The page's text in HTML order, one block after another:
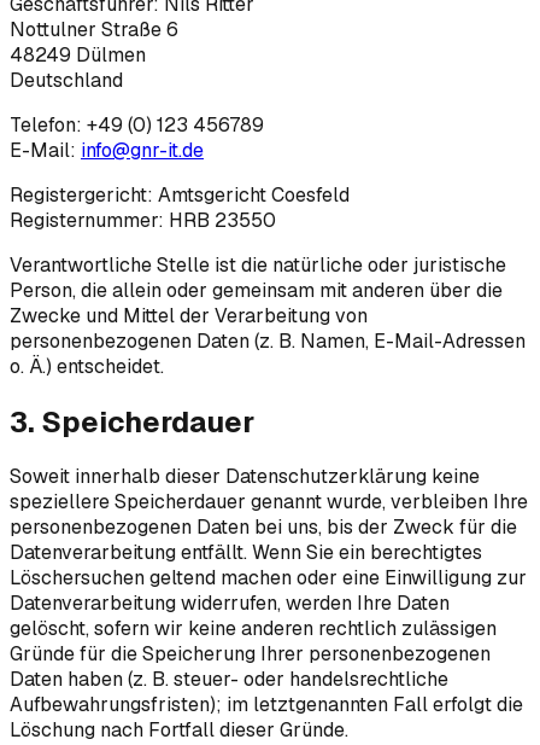
Nottulner Straße 6
48249 Dülmen
Deutschland
Telefon: +49 (0) 123 456789
E-Mail: info@gnr-it.de
Registergericht: Amtsgericht Coesfeld
Registernummer: HRB 23550
Verantwortliche Stelle ist die natürliche oder juristische
Person, die allein oder gemeinsam mit anderen über die
Zwecke und Mittel der Verarbeitung von
personenbezogenen Daten (z. B. Namen, E-Mail-Adressen
o. Ä.) entscheidet.
3. Speicherdauer
Soweit innerhalb dieser Datenschutzerklärung keine
speziellere Speicherdauer genannt wurde, verbleiben Ihre
personenbezogenen Daten bei uns, bis der Zweck für die
Datenverarbeitung entfällt. Wenn Sie ein berechtigtes
Löschersuchen geltend machen oder eine Einwilligung zur
Datenverarbeitung widerrufen, werden Ihre Daten
gelöscht, sofern wir keine anderen rechtlich zulässigen
Gründe für die Speicherung Ihrer personenbezogenen
Daten haben (z. B. steuer- oder handelsrechtliche
Aufbewahrungsfristen); im letztgenannten Fall erfolgt die
Löschung nach Fortfall dieser Gründe.